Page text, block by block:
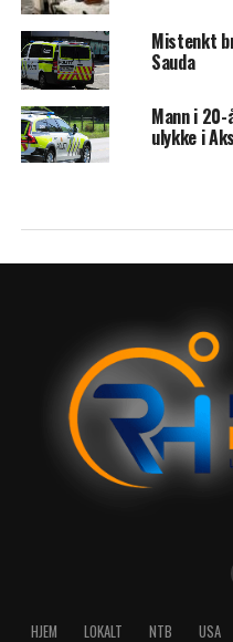
Mistenkt
Sauda
Mann i
ulykke i
HJEM LOKALT NTB USA